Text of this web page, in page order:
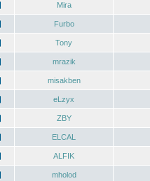
Mira
Furbo
Tony
mrazik
misakben
eLzyx
ZBY
ELCAL
ALFIK
mholod